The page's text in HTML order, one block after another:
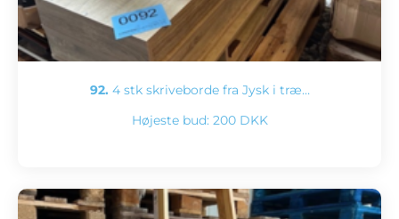
92. 4 stk skriveborde fra Jysk i træ…
Højeste bud: 200 DKK